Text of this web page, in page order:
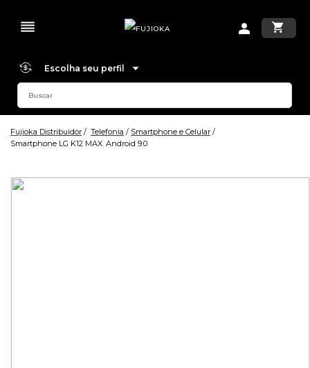
Escolha seu perfil
Fujioka Distribuidor Telefonia
Smartphone e Celular
Smartphone LG K12 MAX. Android 9.0